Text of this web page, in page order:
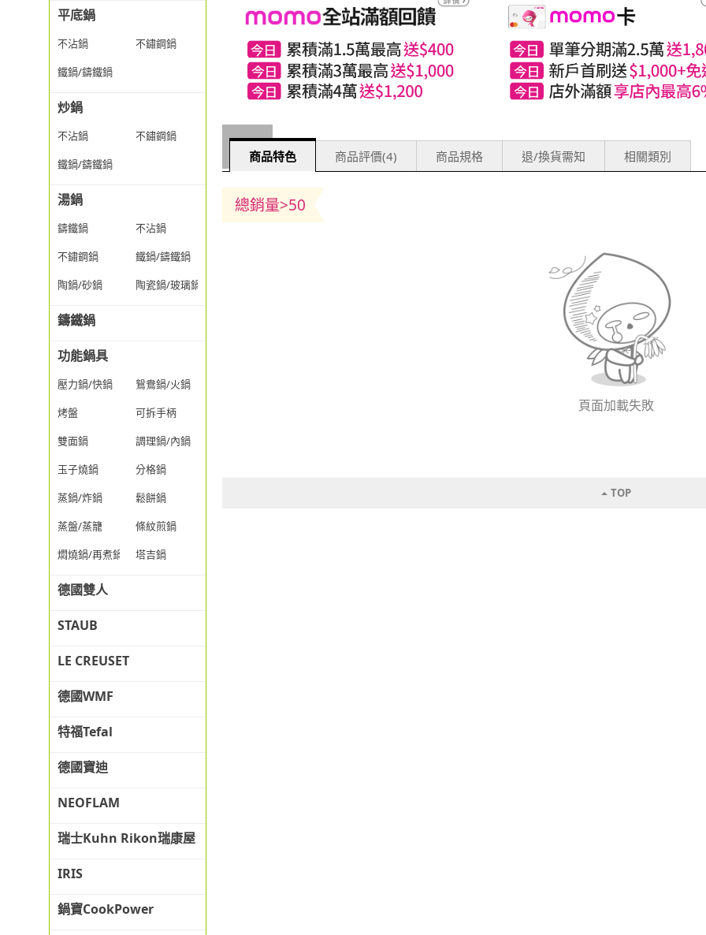
平底鍋
不沾鍋
不鏽鋼鍋
鐵鍋/鑄鐵鍋
炒鍋
不沾鍋
不鏽鋼鍋
鐵鍋/鑄鐵鍋
湯鍋
鑄鐵鍋
不沾鍋
不鏽鋼鍋
鐵鍋/鑄鐵鍋
陶鍋/砂鍋
陶瓷鍋/玻璃鍋/透明鍋
鑄鐵鍋
功能鍋具
壓力鍋/快鍋
鴛鴦鍋/火鍋
烤盤
可拆手柄
雙面鍋
調理鍋/內鍋
玉子燒鍋
分格鍋
蒸鍋/炸鍋
鬆餅鍋
蒸盤/蒸籠
條紋煎鍋
燜燒鍋/再煮鍋
塔吉鍋
德國雙人
STAUB
LE CREUSET
德國WMF
特福Tefal
德國寶迪
NEOFLAM
瑞士Kuhn Rikon瑞康屋
IRIS
鍋寶CookPower
商品特色 商品評價(4) 商品規格 退/換貨需知 相關類別
總銷量>50
頁面加載失敗
TOP